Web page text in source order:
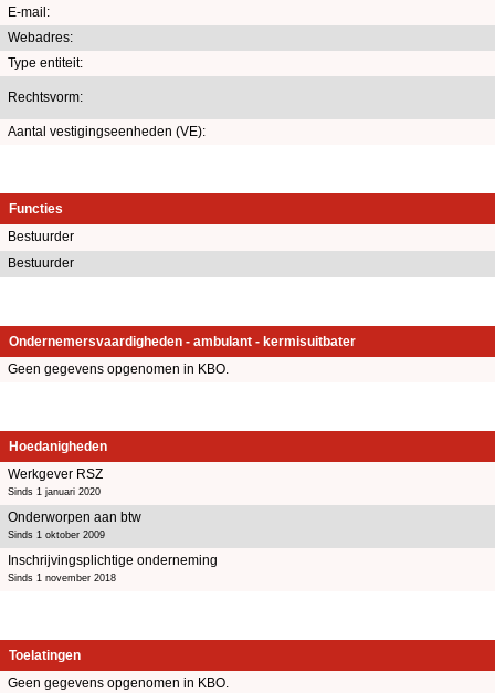
E-mail:
Webadres:
Type entiteit:
Rechtsvorm:
Aantal vestigingseenheden (VE):
Functies
Bestuurder
Bestuurder
Ondernemersvaardigheden - ambulant - kermisuitbater
Geen gegevens opgenomen in KBO.
Hoedanigheden
Werkgever RSZ
Sinds 1 januari 2020
Onderworpen aan btw
Sinds 1 oktober 2009
Inschrijvingsplichtige onderneming
Sinds 1 november 2018
Toelatingen
Geen gegevens opgenomen in KBO.